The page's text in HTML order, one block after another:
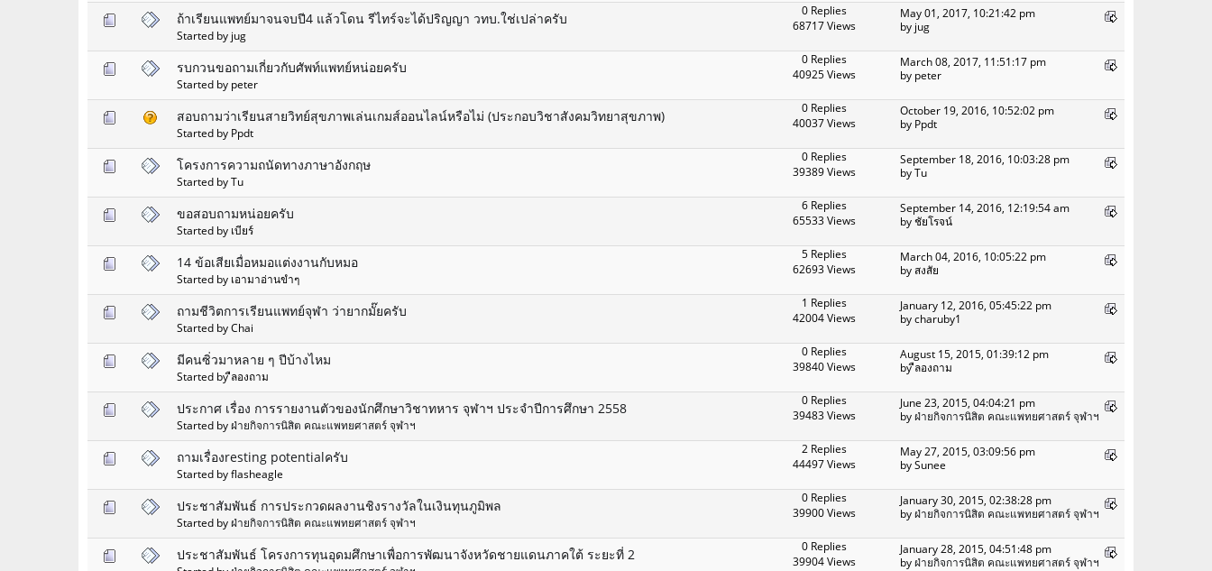
ถ้าเรียนแพทย์มาจนจบปี4 แล้วโดน รีไทร์จะได้ปริญญา วทบ.ใช่เปล่าครับ
Started by jug
0 Replies
68717 Views
May 01, 2017, 10:21:42 pm
by jug
รบกวนขอถามเกี่ยวกับศัพท์แพทย์หน่อยครับ
Started by peter
0 Replies
40925 Views
March 08, 2017, 11:51:17 pm
by peter
สอบถามว่าเรียนสายวิทย์สุขภาพเล่นเกมส์ออนไลน์หรือไม่ (ประกอบวิชาสังคมวิทยาสุขภาพ)
Started by Ppdt
0 Replies
40037 Views
October 19, 2016, 10:52:02 pm
by Ppdt
โครงการความถนัดทางภาษาอังกฤษ
Started by Tu
0 Replies
39389 Views
September 18, 2016, 10:03:28 pm
by Tu
ขอสอบถามหน่อยครับ
Started by เบียร์
6 Replies
65533 Views
September 14, 2016, 12:19:54 am
by ชัยโรจน์
14 ข้อเสียเมื่อหมอแต่งงานกับหมอ
Started by เอามาอ่านขำๆ
5 Replies
62693 Views
March 04, 2016, 10:05:22 pm
by สงสัย
ถามชีวิตการเรียนแพทย์จุฬา ว่ายากมั๊ยครับ
Started by Chai
1 Replies
42004 Views
January 12, 2016, 05:45:22 pm
by charuby1
มีคนซิ่วมาหลาย ๆ ปีบ้างไหม
Started by ืลองถาม
0 Replies
39840 Views
August 15, 2015, 01:39:12 pm
by ืลองถาม
ประกาศ เรื่อง การรายงานตัวของนักศึกษาวิชาทหาร จุฬาฯ ประจำปีการศึกษา 2558
Started byฝ่ายกิจการนิสิต คณะแพทยศาสตร์ จุฬาฯ
0 Replies
39483 Views
June 23, 2015, 04:04:21 pm
byฝ่ายกิจการนิสิต คณะแพทยศาสตร์ จุฬาฯ
ถามเรื่องresting potentialครับ
Started by flasheagle
2 Replies
44497 Views
May 27, 2015, 03:09:56 pm
by Sunee
ประชาสัมพันธ์ การประกวดผลงานชิงรางวัลในเงินทุนภูมิพล
Started byฝ่ายกิจการนิสิต คณะแพทยศาสตร์ จุฬาฯ
0 Replies
39900 Views
January 30, 2015, 02:38:28 pm
byฝ่ายกิจการนิสิต คณะแพทยศาสตร์ จุฬาฯ
ประชาสัมพันธ์ โครงการทุนอุดมศึกษาเพื่อการพัฒนาจังหวัดชายแดนภาคใต้ ระยะที่ 2
0 Replies
39904 Views
January 28, 2015, 04:51:48 pm
byฝ่ายกิจการนิสิต คณะแพทยศาสตร์ จุฬาฯ